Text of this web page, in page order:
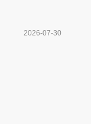
2026-07-30